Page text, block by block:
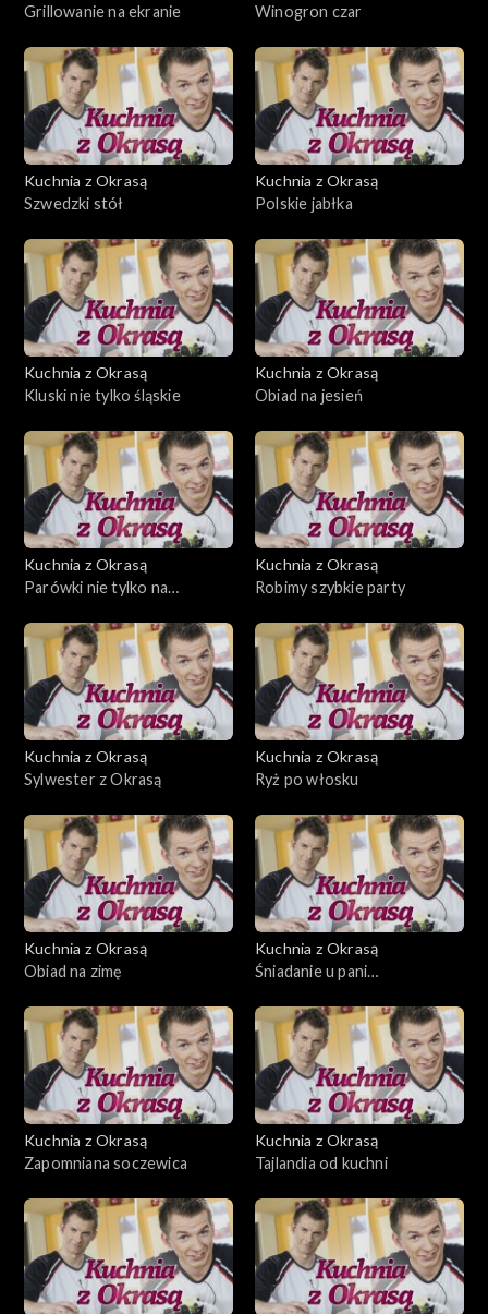
Grillowanie na ekranie
Winogron czar
Kuchnia z Okrasą
Szwedzki stół
Kuchnia z Okrasą
Polskie jabłka
Kuchnia z Okrasą
Kluski nie tylko śląskie
Kuchnia z Okrasą
Obiad na jesień
Kuchnia z Okrasą
Parówki nie tylko na
Kuchnia z Okrasą
Robimy szybkie party
Kuchnia z Okrasą
Sylwester z Okrasą
Kuchnia z Okrasą
Ryż po włosku
Kuchnia z Okrasą
Obiad na zimę
Kuchnia z Okrasą
Śniadanie u pani
Kuchnia z Okrasą
Zapomniana soczewica
Kuchnia z Okrasą
Tajlandia od kuchni